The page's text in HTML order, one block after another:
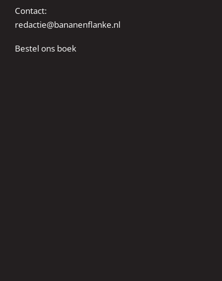
Contact:
redactie@bananenflanke.nl
Bestel ons boek